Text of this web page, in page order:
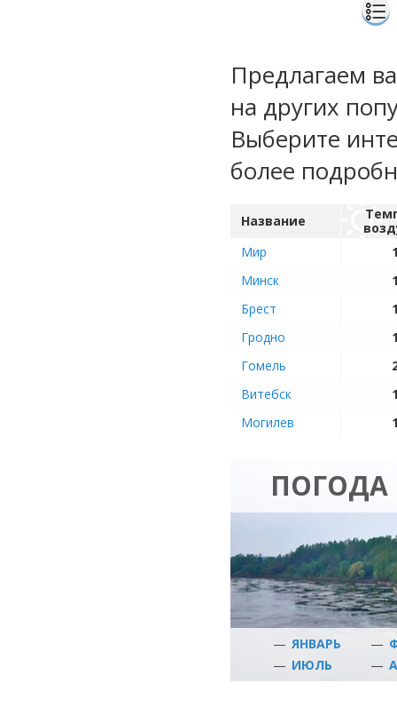
Предлагаем
на других
Выберите
более
Название
Мир
Минск
Брест
Гродно
Гомель
Витебск
Могилев
ПОГОДА
— ЯНВАРЬ —
— ИЮЛЬ —